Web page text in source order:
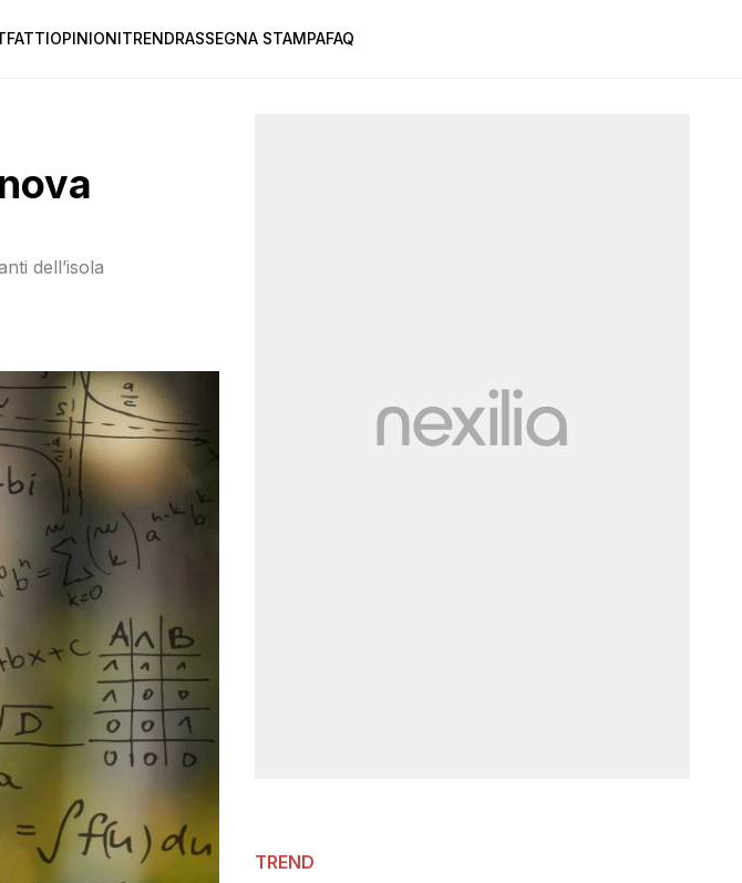
FATTIOPINIONITRENDRASSEGNA STAMPAFAQ
dell’isola
TREND